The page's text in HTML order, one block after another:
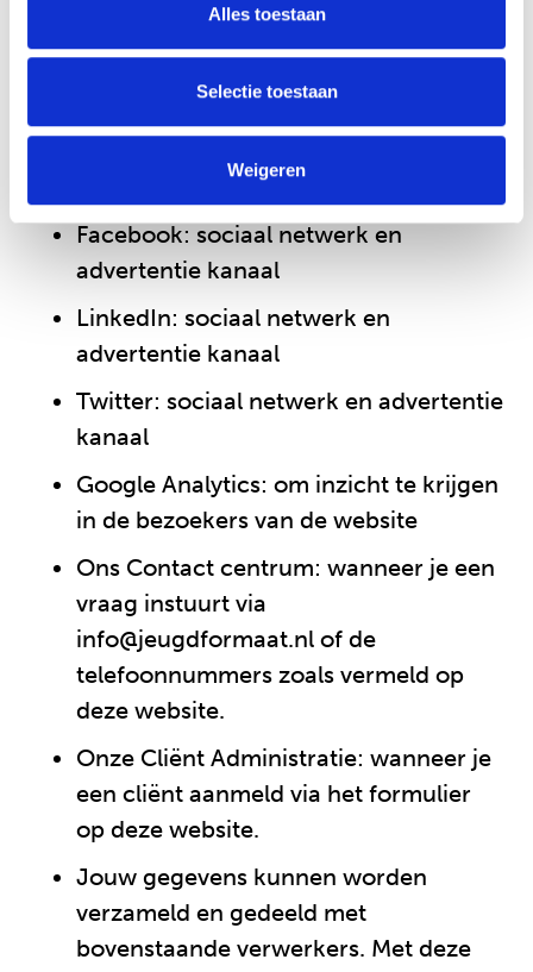
Alles toestaan
Selectie toestaan
Weigeren
ActiveCampaign: voor het versturen
van e-mails met informatie
diverse formulieren
Facebook: sociaal netwerk en
advertentie kanaal
LinkedIn: sociaal netwerk en
advertentie kanaal
Twitter: sociaal netwerk en advertentie
kanaal
Google Analytics: om inzicht te krijgen
in de bezoekers van de website
Ons Contact centrum: wanneer je een
vraag instuurt via
info@jeugdformaat.nl of de
telefoonnummers zoals vermeld op
deze website.
Onze Cliënt Administratie: wanneer je
een cliënt aanmeld via het formulier
op deze website.
Jouw gegevens kunnen worden
verzameld en gedeeld met
bovenstaande verwerkers. Met deze